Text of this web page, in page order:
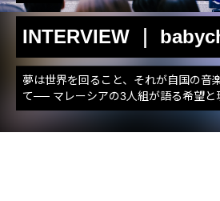
INTERVIEW ｜
夢は世界を回ること、それが自国の音
て── マレーシアの3人組が語る希望と